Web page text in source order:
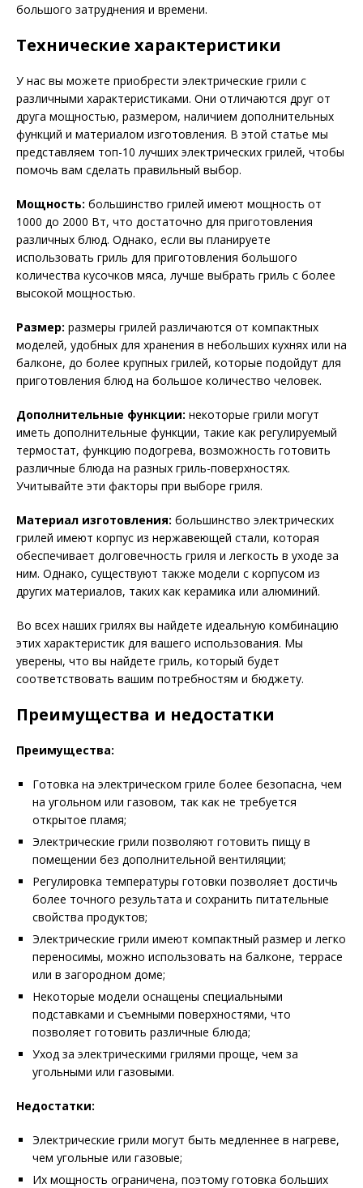
большого затруднения и времени.
Технические характеристики
У нас вы можете приобрести электрические грили с
различными характеристиками. Они отличаются друг от
друга мощностью, размером, наличием дополнительных
функций и материалом изготовления. В этой статье мы
представляем топ-10 лучших электрических грилей, чтобы
помочь вам сделать правильный выбор.
Мощность: большинство грилей имеют мощность от
1000 до 2000 Вт, что достаточно для приготовления
различных блюд. Однако, если вы планируете
использовать гриль для приготовления большого
количества кусочков мяса, лучше выбрать гриль с более
высокой мощностью.
Размер: размеры грилей различаются от компактных
моделей, удобных для хранения в небольших кухнях или на
балконе, до более крупных грилей, которые подойдут для
приготовления блюд на большое количество человек.
Дополнительные функции: некоторые грили могут
иметь дополнительные функции, такие как регулируемый
термостат, функцию подогрева, возможность готовить
различные блюда на разных гриль-поверхностях.
Учитывайте эти факторы при выборе гриля.
Материал изготовления: большинство электрических
грилей имеют корпус из нержавеющей стали, которая
обеспечивает долговечность гриля и легкость в уходе за
ним. Однако, существуют также модели с корпусом из
других материалов, таких как керамика или алюминий.
Во всех наших грилях вы найдете идеальную комбинацию
этих характеристик для вашего использования. Мы
уверены, что вы найдете гриль, который будет
соответствовать вашим потребностям и бюджету.
Преимущества и недостатки
Преимущества:
Готовка на электрическом гриле более безопасна, чем
на угольном или газовом, так как не требуется
открытое пламя;
Электрические грили позволяют готовить пищу в
помещении без дополнительной вентиляции;
Регулировка температуры готовки позволяет достичь
более точного результата и сохранить питательные
свойства продуктов;
Электрические грили имеют компактный размер и легко
переносимы, можно использовать на балконе, террасе
или в загородном доме;
Некоторые модели оснащены специальными
подставками и съемными поверхностями, что
позволяет готовить различные блюда;
Уход за электрическими грилями проще, чем за
угольными или газовыми.
Недостатки:
Электрические грили могут быть медленнее в нагреве,
чем угольные или газовые;
Их мощность ограничена, поэтому готовка больших